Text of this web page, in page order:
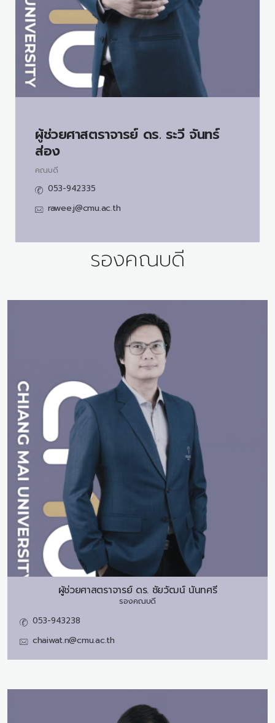
ผู้ช่วยศาสตราจารย์ ดร. ระวี จันทร์
ส่อง
คณบดี
053-942335
rawee.j@cmu.ac.th
รองคณบดี
ผู้ช่วยศาสตราจารย์ ดร. ชัยวัฒน์ นันทศรี
รองคณบดี
053-943238
chaiwat.n@cmu.ac.th